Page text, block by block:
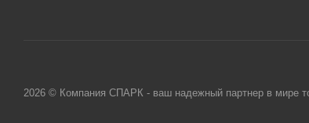
2026 © Компания СПАРК - ваш надежный партнер в мире